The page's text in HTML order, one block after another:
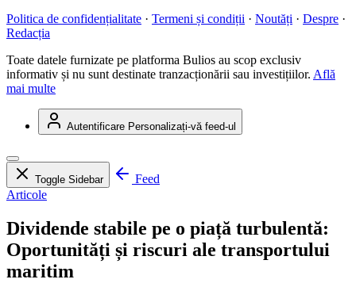
Politica de confidențialitate · Termeni și condiții · Noutăți · Despre ·
Redacția
Toate datele furnizate pe platforma Bulios au scop exclusiv
informativ și nu sunt destinate tranzacționării sau investițiilor. Află
mai multe
Autentificare Personalizați-vă feed-ul
Toggle Sidebar
Feed
Articole
Dividende stabile pe o piață turbulentă:
Oportunități și riscuri ale transportului
maritim